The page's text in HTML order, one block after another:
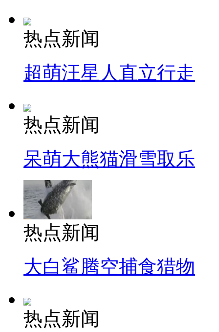
热点新闻
超萌汪星人直立行走
热点新闻
呆萌大熊猫滑雪取乐
热点新闻
大白鲨腾空捕食猎物
热点新闻